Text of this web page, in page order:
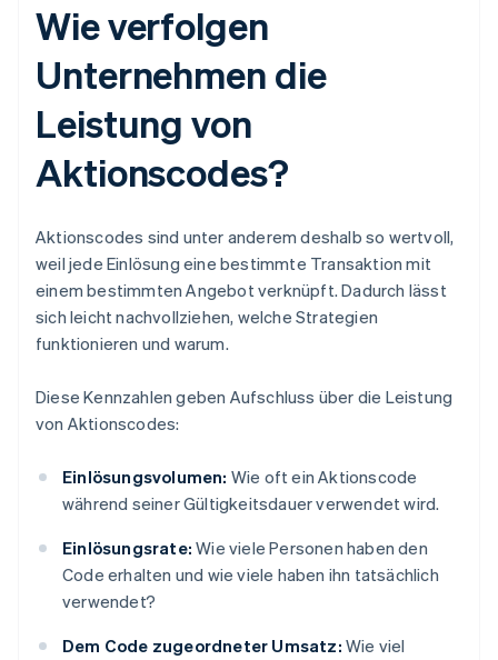
Wie verfolgen
Unternehmen die
Leistung von
Aktionscodes?
Aktionscodes sind unter anderem deshalb so wertvoll,
weil jede Einlösung eine bestimmte Transaktion mit
einem bestimmten Angebot verknüpft. Dadurch lässt
sich leicht nachvollziehen, welche Strategien
funktionieren und warum.
Diese Kennzahlen geben Aufschluss über die Leistung
von Aktionscodes:
Einlösungsvolumen: Wie oft ein Aktionscode
während seiner Gültigkeitsdauer verwendet wird.
Einlösungsrate: Wie viele Personen haben den
Code erhalten und wie viele haben ihn tatsächlich
verwendet?
Dem Code zugeordneter Umsatz: Wie viel